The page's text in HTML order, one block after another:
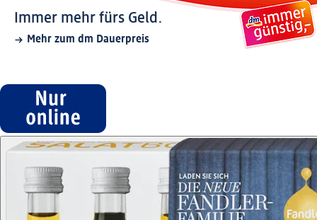
Immer mehr fürs Geld.
Mehr zum dm Dauerpreis